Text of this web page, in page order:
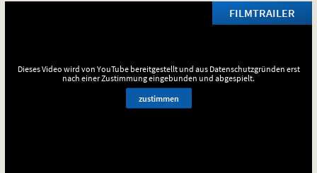
FILMTRAILER
Dieses Video wird von YouTube bereitgestellt und aus Datenschutzgründen erst
nach einer Zustimmung eingebunden und abgespielt.
zustimmen